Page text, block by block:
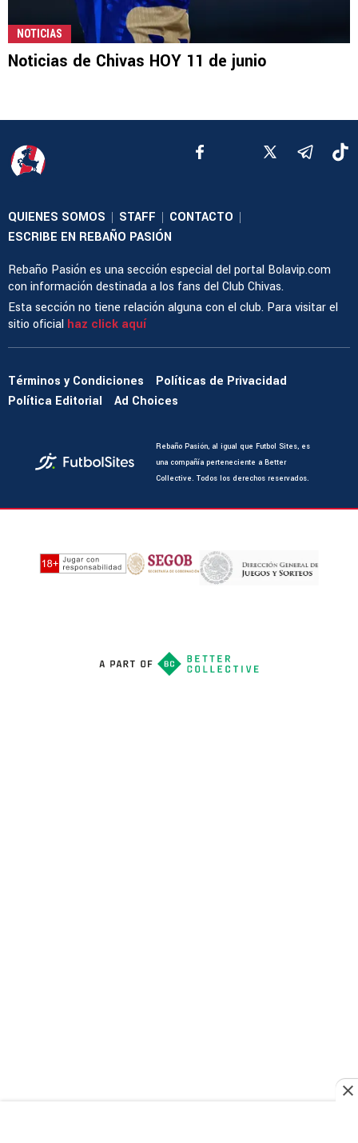
NOTICIAS
Noticias de Chivas HOY 11 de junio
QUIENES SOMOS | STAFF | CONTACTO |
ESCRIBE EN REBAÑO PASIÓN
Rebaño Pasión es una sección especial del portal Bolavip.com
con información destinada a los fans del Club Chivas.
Esta sección no tiene relación alguna con el club. Para visitar el
sitio oficial haz click aquí
Términos y Condiciones
Políticas de Privacidad
Política Editorial
Ad Choices
Rebaño Pasión, al igual que Futbol Sites, es
una compañía perteneciente a Better
Collective. Todos los derechos reservados.